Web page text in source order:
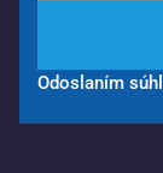
Odoslaním